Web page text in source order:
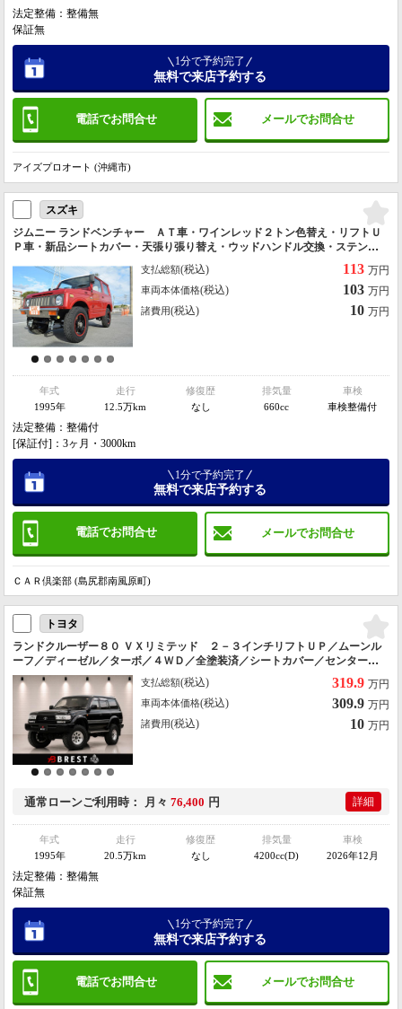
法定整備：整備無
保証無
電話でお問合せ メールでお問合せ
1分で予約完了
無料で来店予約する
アイズプロオート (沖縄市)
スズキ
ジムニー ランドベンチャー ＡＴ車・ワインレッド２トン色替え・リフトＵ
Ｐ車・新品シートカバー・天張り張り替え・ウッドハンドル交換・ステンレ
スＦ／Ｒバンパー・新品ステンレスマフラー・社外フロントグリル・社外ホ
イールタイヤ本土中古車
支払総額(税込) 113 万円
車両本体価格(税込) 103 万円
諸費用(税込) 10 万円
年式
1995年
走行
12.5万km
修復歴
なし
排気量
660cc
車検
車検整備付
法定整備：整備付
[保証付]：3ヶ月・3000km
電話でお問合せ メールでお問合せ
1分で予約完了
無料で来店予約する
ＣＡＲ倶楽部 (島尻郡南風原町)
トヨタ
ランドクルーザー８０ ＶＸリミテッド ２－３インチリフトＵＰ／ムーンル
ーフ／ディーゼル／ターボ／４ＷＤ／全塗装済／シートカバー／センターデ
フロック／クルーズコントロール／ナビ／Ｂｌｕｅｔｏｏｔｈ／フルセグＴ
Ｖ／バックモニター／キーレス
支払総額(税込) 319.9 万円
車両本体価格(税込) 309.9 万円
諸費用(税込) 10 万円
通常ローンご利用時 月々 76,400 円 詳細
年式
1995年
走行
20.5万km
修復歴
なし
排気量
4200cc(D)
車検
2026年12月
法定整備：整備無
保証無
電話でお問合せ メールでお問合せ
1分で予約完了
無料で来店予約する